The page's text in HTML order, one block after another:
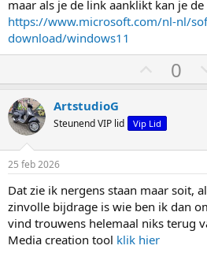
g
maar als je de link aanklikt kan je
https://www.microsoft.com/nl-nl/
download/windows11
t
m
o
h
o
o
g
0
ArtstudioG
Steunend VIP lid Vip Lid
25 feb 2026
Dat zie ik nergens staan maar soit,
zinvolle bijdrage is wie ben ik dan
vind trouwens helemaal niks terug
Media creation tool klik hier